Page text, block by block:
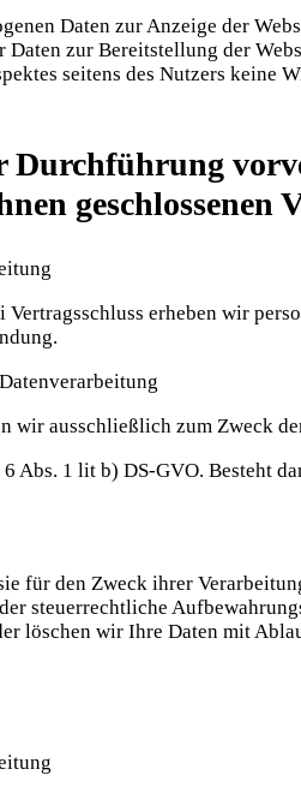
Daten zur Anzeige der
Daten zur Bereitstellung der
seitens des Nutzers keine
Durchführung
geschlossenen
erheben wir
wir ausschließlich zum Zweck
Abs. 1 lit b) DS-GVO. Besteht
für den Zweck ihrer
steuerrechtliche
löschen wir Ihre Daten mit